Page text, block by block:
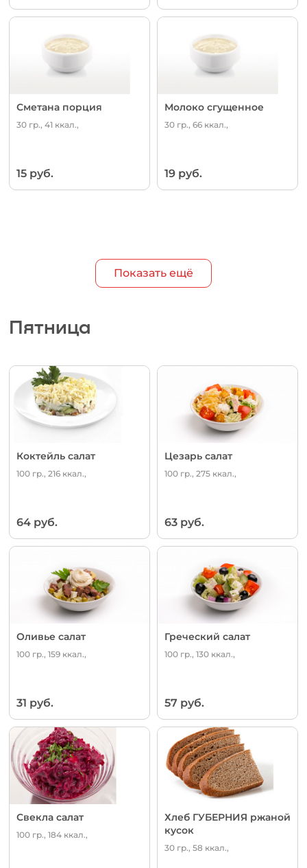
Сметана порция
30 гр., 41 ккал.,
15 руб.
Молоко сгущенное
30 гр., 66 ккал.,
19 руб.
Показать ещё
Пятница
Коктейль салат
100 гр., 216 ккал.,
64 руб.
Цезарь салат
100 гр., 275 ккал.,
63 руб.
Оливье салат
100 гр., 159 ккал.,
31 руб.
Греческий салат
100 гр., 130 ккал.,
57 руб.
Свекла салат
100 гр., 184 ккал.,
Хлеб ГУБЕРНИЯ ржаной
кусок
30 гр., 58 ккал.,